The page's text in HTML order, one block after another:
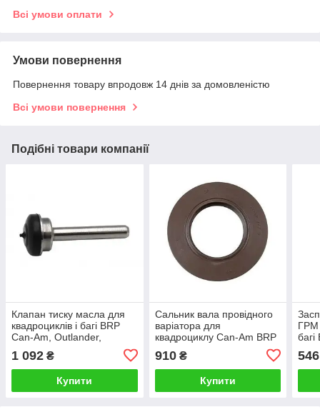
Всі умови оплати
Умови повернення
Повернення товару впродовж 14 днів за домовленістю
Всі умови повернення
Подібні товари компанії
Клапан тиску масла для
квадроциклів і багі BRP
Can-Am, Outlander,
Maverick, Defender,
Commander, 420656370
1 092 ₴
Купити
Сальник вала провідного
варіатора для
квадроциклу Can-Am BRP
910₴
Купити
ГРМ
546